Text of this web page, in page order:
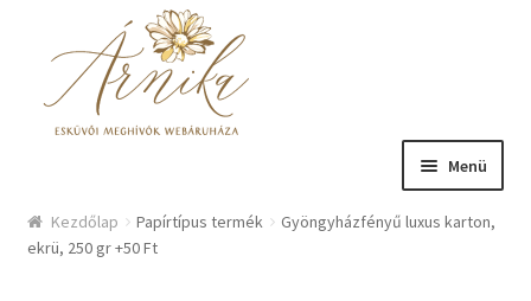
Ugrás a navigációhoz
Kilépés a tartalomba
Menü
ÜzletKezdőlap Papírtípus termék
Gyöngyházfényű luxus karton,
ekrü, 250 gr +50 Ft